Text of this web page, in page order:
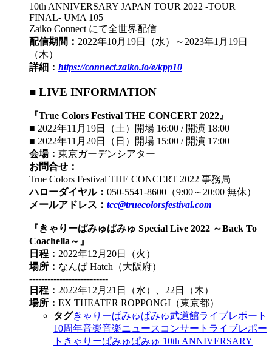
10th ANNIVERSARY JAPAN TOUR 2022 -TOUR
FINAL- UMA 105
Zaiko Connect にて全世界配信
配信期間： 2022年10月19日（水）～2023年1月19日
（木）
詳細： https://connect.zaiko.io/e/kpp10
■ LIVE INFORMATION
『True Colors Festival THE CONCERT 2022』
■ 2022年11月19日（土）開場 16:00 / 開演 18:00
■ 2022年11月20日（日）開場 15:00 / 開演 17:00
会場： 東京ガーデンシアター
お問合せ：
True Colors Festival THE CONCERT 2022 事務局
ハローダイヤル： 050-5541-8600（9:00～20:00 無休）
メールアドレス： tcc@truecolorsfestival.com
『きゃりーぱみゅぱみゅ Special Live 2022 ～Back To
Coachella～』
日程： 2022年12月20日（火）
場所： なんば Hatch（大阪府）
--------------------------
日程： 2022年12月21日（水）、22日（木）
場所： EX THEATER ROPPONGI（東京都）
タグきゃりーぱみゅぱみゅ武道館ライブレポート
10周年音楽音楽ニュース コンサート ライブレポー
ト きゃりーぱみゅぱみゅ 10th ANNIVERSARY